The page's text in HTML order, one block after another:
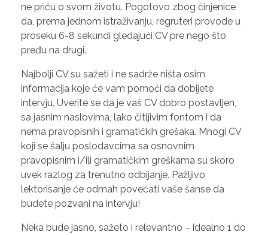
ne priču o svom životu. Pogotovo zbog činjenice
da, prema jednom istraživanju, regruteri provode u
proseku 6-8 sekundi gledajući CV pre nego što
pređu na drugi.
Najbolji CV su sažeti i ne sadrže ništa osim
informacija koje će vam pomoći da dobijete
intervju. Uverite se da je vaš CV dobro postavljen,
sa jasnim naslovima, lako čitljivim fontom i da
nema pravopisnih i gramatičkih grešaka. Mnogi CV
koji se šalju poslodavcima sa osnovnim
pravopisnim i/ili gramatičkim greškama su skoro
uvek razlog za trenutno odbijanje. Pažljivo
lektorisanje će odmah povećati vaše šanse da
budete pozvani na intervju!
Neka bude jasno, sažeto i relevantno – idealno 1 do